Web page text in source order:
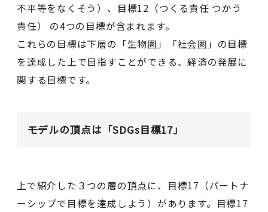
不平等をなくそう）、目標12（つくる責任 つかう
責任） の4つの目標が含まれます。
これらの目標は下層の「生物圏」「社会圏」の目標
を達成した上で目指すことができる、経済の発展に
関する目標です。
――モデルの頂点は「SDGs目標17」
上で紹介した３つの層の頂点に、目標17（パートナ
ーシップで目標を達成しよう）があります。目標17